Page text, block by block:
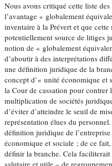
Nous avons critiqué cette liste
l’avantage « globalement
inventaire à la Prévert et que
potentiellement source de litiges
notion de « globalement
d’aboutir à des interprétations
une définition juridique de la
concept d’« unité économique et
la Cour de cassation pour contrer
multiplication de sociétés
d’éviter d’atteindre le seuil de
représentation élues du
définition juridique de
économique et sociale ; de ce
définir la branche. Cela
salutaire et utile – de